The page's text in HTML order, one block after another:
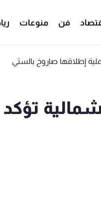
فن منوعات